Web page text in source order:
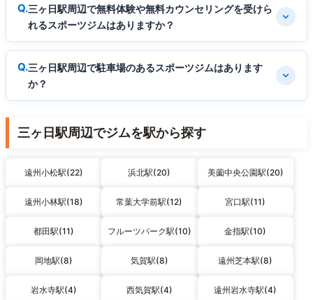
三ヶ日駅周辺で無料体験や無料カウンセリングを受けら
れるスポーツジムはありますか？
三ヶ日駅周辺で駐車場のあるスポーツジムはあります
か？
三ヶ日駅周辺でジムを駅から探す
遠州小松駅(22) 浜北駅(20) 美薗中央公園駅(20)
遠州小林駅(18) 常葉大学前駅(12) 宮口駅(11)
都田駅(11) フルーツパーク駅(10) 金指駅(10)
岡地駅(8) 気賀駅(8) 遠州芝本駅(8)
岩水寺駅(4) 西気賀駅(4) 遠州岩水寺駅(4)